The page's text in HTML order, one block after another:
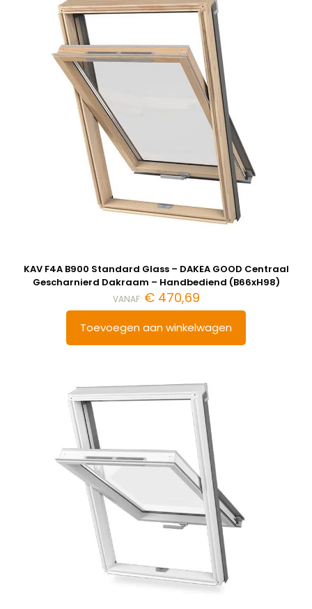
KAV F4A B900 Standard Glass – DAKEA GOOD Centraal
Gescharnierd Dakraam – Handbediend (B66xH98)
VANAF: €470,69
Toevoegen aan winkelwagen